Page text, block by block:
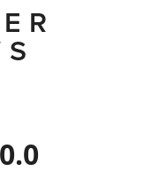
0.0